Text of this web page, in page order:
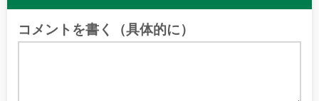
コメントを書く（具体的に）